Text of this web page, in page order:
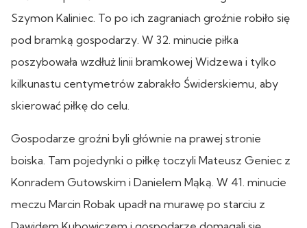
Szymon Kaliniec. To po ich zagraniach groźnie robiło się
pod bramką gospodarzy. W 32. minucie piłka
poszybowała wzdłuż linii bramkowej Widzewa i tylko
kilkunastu centymetrów zabrakło Świderskiemu, aby
skierować piłkę do celu.
Gospodarze groźni byli głównie na prawej stronie
boiska. Tam pojedynki o piłkę toczyli Mateusz Geniec z
Konradem Gutowskim i Danielem Mąką. W 41. minucie
meczu Marcin Robak upadł na murawę po starciu z